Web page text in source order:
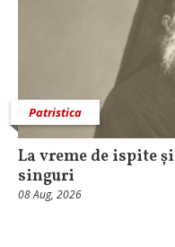
Patristica
La vreme de ispite
singuri
08 Aug, 2026